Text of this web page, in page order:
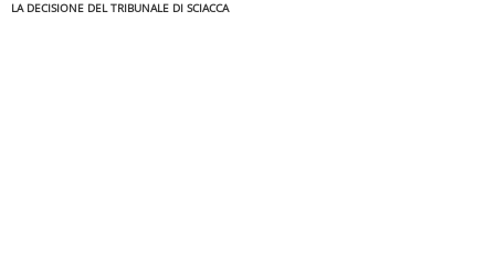
LA DECISIONE DEL TRIBUNALE DI SCIACCA